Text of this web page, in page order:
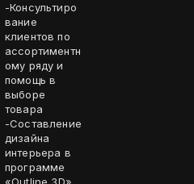
-Консультиро
вание
клиентов по
ассортиментн
ому ряду и
помощь в
выборе
товара
-Составление
дизайна
интерьера в
программе